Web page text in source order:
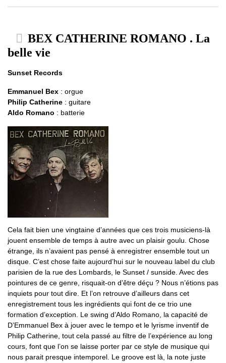
BEX CATHERINE ROMANO . La
belle vie
Sunset Records
Emmanuel Bex : orgue
Philip Catherine : guitare
Aldo Romano : batterie
Cela fait bien une vingtaine d’années que ces trois musiciens-là
jouent ensemble de temps à autre avec un plaisir goulu. Chose
étrange, ils n’avaient pas pensé à enregistrer ensemble tout un
disque. C’est chose faite aujourd’hui sur le nouveau label du club
parisien de la rue des Lombards, le Sunset / sunside. Avec des
pointures de ce genre, risquait-on d’être déçu ? Nous n’étions pas
inquiets pour tout dire. Et l’on retrouve d’ailleurs dans cet
enregistrement tous les ingrédients qui font de ce trio une
formation d’exception. Le swing d’Aldo Romano, la capacité de
D’Emmanuel Bex à jouer avec le tempo et le lyrisme inventif de
Philip Catherine, tout cela passé au filtre de l’expérience au long
cours, font que l’on se laisse porter par ce style de musique qui
nous parait presque intemporel. Le groove est là, la note juste